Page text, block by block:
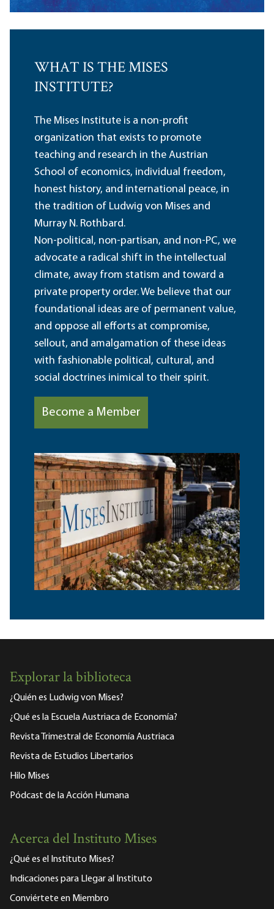
WHAT IS THE MISES
INSTITUTE?
The Mises Institute is a non-profit
organization that exists to promote
teaching and research in the Austrian
School of economics, individual freedom,
honest history, and international peace, in
the tradition of Ludwig von Mises and
Murray N. Rothbard.
Non-political, non-partisan, and non-PC, we
advocate a radical shift in the intellectual
climate, away from statism and toward a
private property order. We believe that our
foundational ideas are of permanent value,
and oppose all efforts at compromise,
sellout, and amalgamation of these ideas
with fashionable political, cultural, and
social doctrines inimical to their spirit.
Become a Member
Explorar la biblioteca
¿Quién es Ludwig von Mises?
¿Qué es la Escuela Austriaca de Economía?
Revista Trimestral de Economía Austriaca
Revista de Estudios Libertarios
Hilo Mises
Pódcast de la Acción Humana
Acerca del Instituto Mises
¿Qué es el Instituto Mises?
Indicaciones para Llegar al Instituto
Conviértete en Miembro